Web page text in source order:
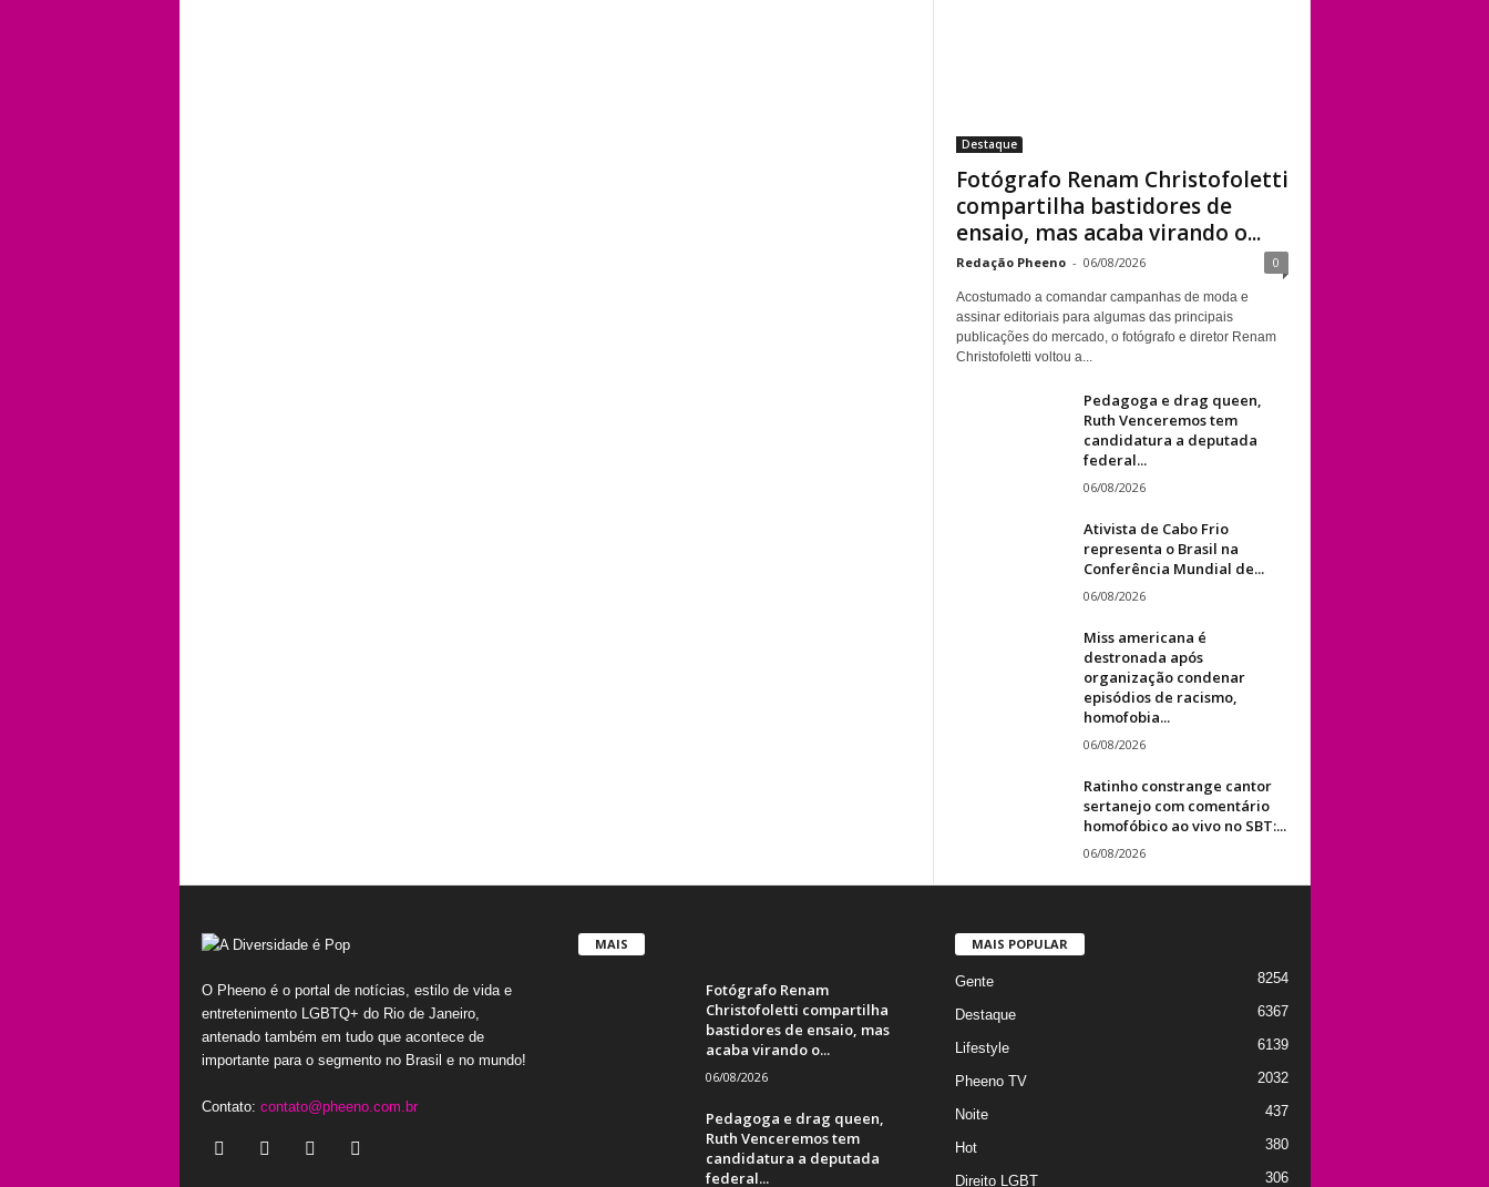
Destaque
Fotógrafo Renam Christofoletti
compartilha bastidores de
ensaio, mas acaba virando o...
Redação Pheeno - 06/08/2026 0
Acostumado a comandar campanhas de moda e
assinar editoriais para algumas das principais
publicações do mercado, o fotógrafo e diretor Renam
Christofoletti voltou a...
Pedagoga e drag queen,
Ruth Venceremos tem
candidatura a deputada
federal...
06/08/2026
Ativista de Cabo Frio
representa o Brasil na
Conferência Mundial de...
06/08/2026
Miss americana é
destronada após
organização condenar
episódios de racismo,
homofobia...
06/08/2026
Ratinho constrange cantor
sertanejo com comentário
homofóbico ao vivo no SBT:...
06/08/2026
O Pheeno é o portal de notícias, estilo de vida e
entretenimento LGBTQ+ do Rio de Janeiro,
antenado também em tudo que acontece de
importante para o segmento no Brasil e no mundo!
Contato: contato@pheeno.com.br
MAIS
Fotógrafo Renam
Christofoletti compartilha
bastidores de ensaio, mas
acaba virando o...
06/08/2026
Pedagoga e drag queen,
Ruth Venceremos tem
candidatura a deputada
federal...
MAIS POPULAR
Gente 8254
Destaque 6367
Lifestyle 6139
Pheeno TV 2032
Noite 437
Hot 380
Direito LGBT 306